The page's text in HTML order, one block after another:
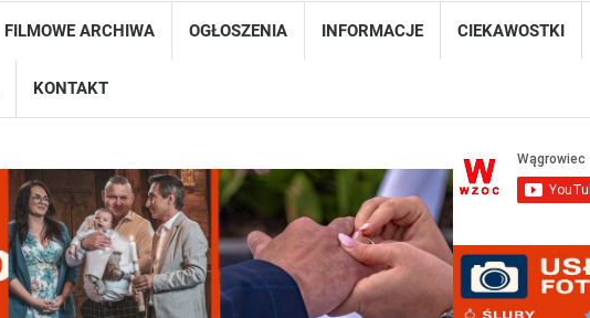
FILMOWE ARCHIWA OGŁOSZENIA INFORMACJE CIEKAWOSTKI
KONTAKT